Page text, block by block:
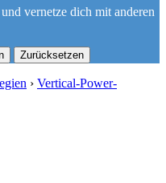
vernetze dich mit anderen
Zurücksetzen
› Vertical-Power-